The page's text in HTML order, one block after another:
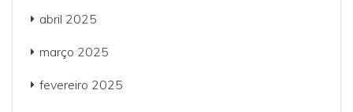
abril 2025
março 2025
fevereiro 2025